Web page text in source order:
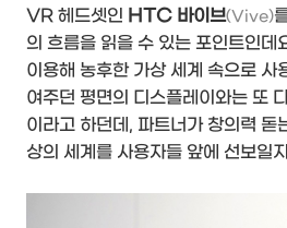
VR 헤드셋인 HTC 바이브(Vive)
의 흐름을 읽을 수 있는 포인트인
이용해 농후한 가상 세계 속으로
여주던 평면의 디스플레이와는 또
이라고 하던데, 파트너가 창의력 돋
상의 세계를 사용자들 앞에 선보일